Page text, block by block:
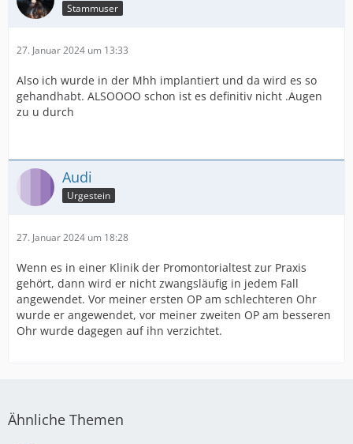
Stammuser
27. Januar 2024 um 13:33
Also ich wurde in der Mhh implantiert und da wird es so
gehandhabt. ALSOOOO schon ist es definitiv nicht .Augen
zu u durch
Audi
Urgestein
27. Januar 2024 um 18:28
Wenn es in einer Klinik der Promontorialtest zur Praxis
gehört, dann wird er nicht zwangsläufig in jedem Fall
angewendet. Vor meiner ersten OP am schlechteren Ohr
wurde er angewendet, vor meiner zweiten OP am besseren
Ohr wurde dagegen auf ihn verzichtet.
Ähnliche Themen